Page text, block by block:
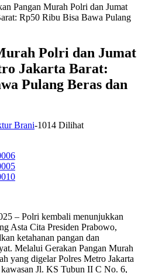
Pangan Murah Polri dan Jumat
Rp50 Ribu Bisa Bawa Pulang
Polri dan Jumat
Jakarta Barat:
Pulang Beras dan
Brani-1014 Dilihat
– Polri kembali menunjukkan
Asta Cita Presiden Prabowo,
ketahanan pangan dan
Melalui Gerakan Pangan Murah
yang digelar Polres Metro Jakarta
Jl. KS Tubun II C No. 6,